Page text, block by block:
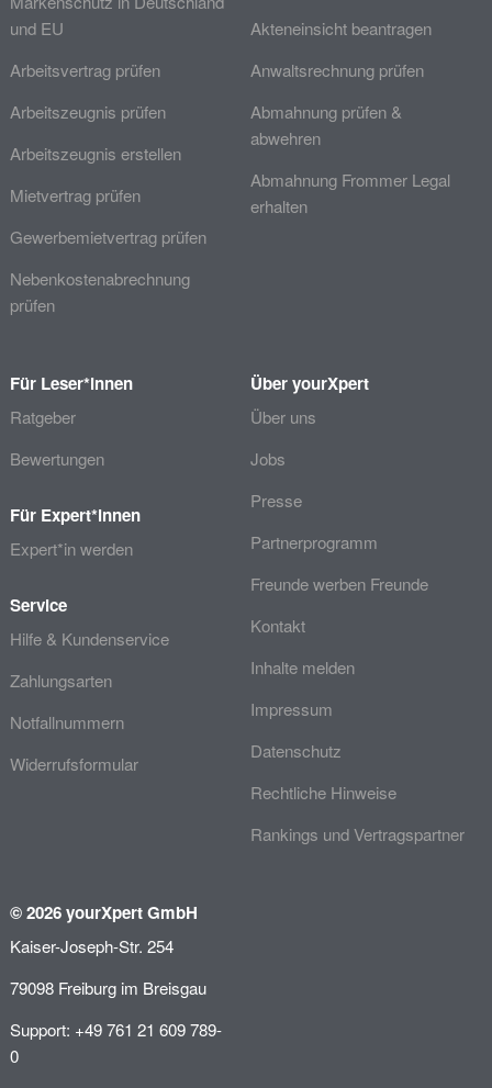
und EU
Arbeitsvertrag prüfen
Arbeitszeugnis prüfen
Arbeitszeugnis erstellen
Mietvertrag prüfen
Gewerbemietvertrag prüfen
Nebenkostenabrechnung
prüfen
Akteneinsicht beantragen
Anwaltsrechnung prüfen
Abmahnung prüfen &
abwehren
Abmahnung Frommer Legal
erhalten
Für Leser*innen
Ratgeber
Bewertungen
Für Expert*innen
Expert*in werden
Service
Hilfe & Kundenservice
Zahlungsarten
Notfallnummern
Widerrufsformular
Über yourXpert
Über uns
Jobs
Presse
Partnerprogramm
Freunde werben Freunde
Kontakt
Inhalte melden
Impressum
Datenschutz
Rechtliche Hinweise
Rankings und Vertragspartner
© 2026 yourXpert GmbH
Kaiser-Joseph-Str. 254
79098 Freiburg im Breisgau
Support: +49 761 21 609 789-
0